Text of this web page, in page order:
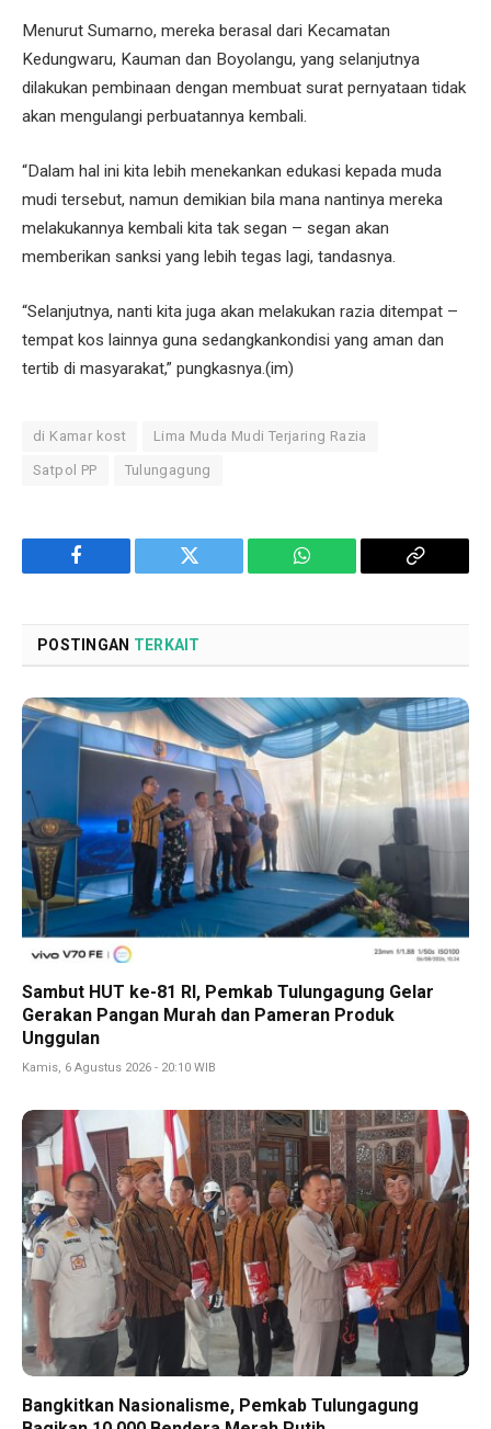
Menurut Sumarno, mereka berasal dari Kecamatan
Kedungwaru, Kauman dan Boyolangu, yang selanjutnya
dilakukan pembinaan dengan membuat surat pernyataan tidak
akan mengulangi perbuatannya kembali.
“Dalam hal ini kita lebih menekankan edukasi kepada muda
mudi tersebut, namun demikian bila mana nantinya mereka
melakukannya kembali kita tak segan – segan akan
memberikan sanksi yang lebih tegas lagi, tandasnya.
“Selanjutnya, nanti kita juga akan melakukan razia ditempat –
tempat kos lainnya guna sedangkankondisi yang aman dan
tertib di masyarakat,” pungkasnya.(im)
di Kamar kost Lima Muda Mudi Terjaring Razia
Satpol PP Tulungagung
Facebook Twitter WhatsApp
Copy
POSTINGAN TERKAIT
Sambut HUT ke-81 RI, Pemkab Tulungagung Gelar
Gerakan Pangan Murah dan Pameran Produk
Unggulan
Kamis, 6 Agustus 2026 - 20:10 WIB
Bangkitkan Nasionalisme, Pemkab Tulungagung